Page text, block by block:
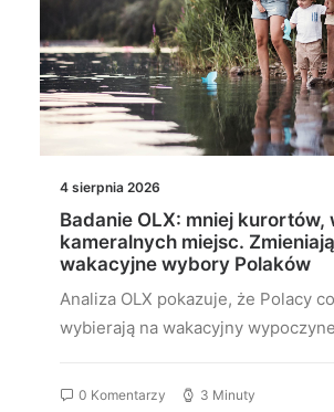
4 sierpnia 2026
Badanie OLX: mniej kurortów,
kameralnych miejsc.
wakacyjne wybory Polaków
Analiza OLX pokazuje, że Polacy
wybierają na wakacyjny
0 Komentarzy 3 Minuty